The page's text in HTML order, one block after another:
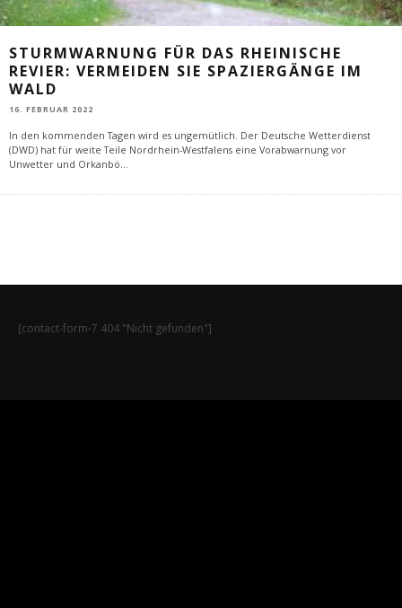
STURMWARNUNG FÜR DAS RHEINISCHE
REVIER: VERMEIDEN SIE SPAZIERGÄNGE IM
WALD
16. FEBRUAR 2022
In den kommenden Tagen wird es ungemütlich. Der Deutsche Wetterdienst
(DWD) hat für weite Teile Nordrhein-Westfalens eine Vorabwarnung vor
Unwetter und Orkanbö...
[contact-form-7 404 "Nicht gefunden"]